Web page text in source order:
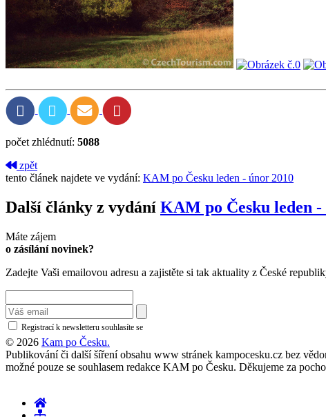
počet zhlédnutí: 5088
zpět
tento článek najdete ve vydání: KAM po Česku leden - únor 2010
Další články z vydání KAM po Česku leden -
Máte zájem
o zásílání novinek?
Zadejte Vaši emailovou adresu a zajistěte si tak aktuality z České
Registrací k newsletteru souhlasíte se
© 2026 Kam po Česku.
Publikování či další šíření obsahu www stránek kampocesku.cz bez
možné pouze se souhlasem redakce KAM po Česku. Děkujeme za